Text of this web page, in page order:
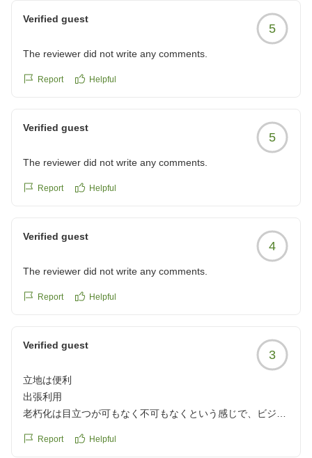
お忙しい中、ご意見をお寄せいただき、本当にありがと
うございました。
Verified guest
5
The reviewer did not write any comments.
Report Helpful
Verified guest
5
The reviewer did not write any comments.
Report Helpful
Verified guest
4
The reviewer did not write any comments.
Report Helpful
Verified guest
3
立地は便利
出張利用
老朽化は目立つが可もなく不可もなくという感じで、ビジネ
コンビニも近く便利。
Report Helpful